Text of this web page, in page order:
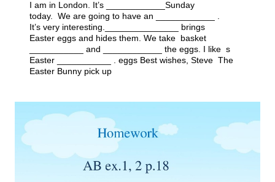
I am in London. It’s ____________Sunday
today. We are going to have an ____________ .
It’s very interesting._______________ brings
Easter eggs and hides them. We take basket
___________ and ____________ the eggs. I like s
Easter ___________ . eggs Best wishes, Steve The
Easter Bunny pick up